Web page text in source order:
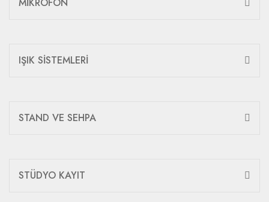
IŞIK SİSTEMLERİ
STAND VE SEHPA
STÜDYO KAYIT